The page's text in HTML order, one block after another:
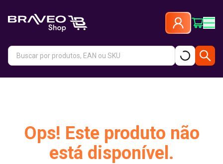
Ops! Este produto não
está disponível.